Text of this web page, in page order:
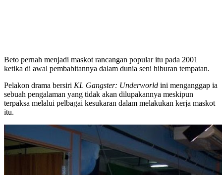
Beto pernah menjadi maskot rancangan popular itu pada 2001
ketika di awal pembabitannya dalam dunia seni hiburan tempatan.
Pelakon drama bersiri KL Gangster: Underworld ini menganggap ia
sebuah pengalaman yang tidak akan dilupakannya meskipun
terpaksa melalui pelbagai kesukaran dalam melakukan kerja maskot
itu.